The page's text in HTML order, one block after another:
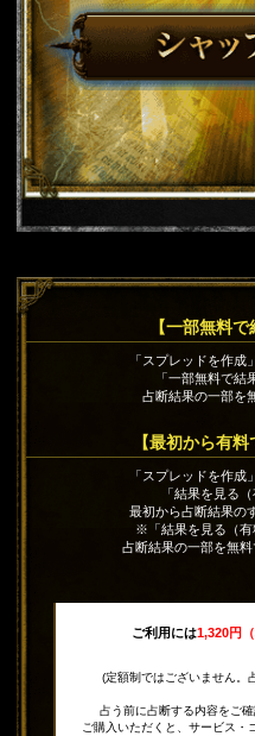
【一部無料
「スプレッドを作成
「一部無料で結
占断結果の一部を
【最初から有
「スプレッドを作成
「結果を見る
最初から占断結果の
※「結果を見る（有
占断結果の一部を無料
ご利用には1,320円
(定額制ではございません。
占う前に占断する内容をご
ご購入いただくと、サービス・